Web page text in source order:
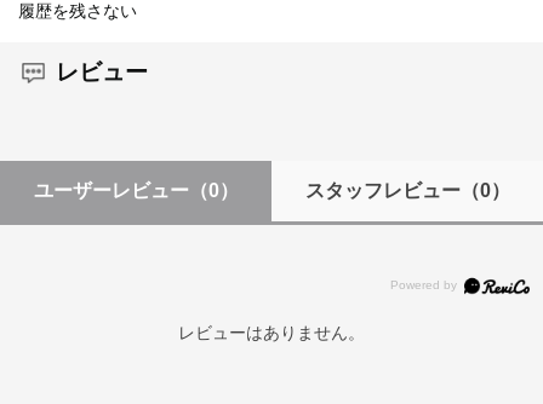
履歴を残さない
レビュー
ユーザーレビュー （0） スタッフレビュー（0）
レビューはありません。